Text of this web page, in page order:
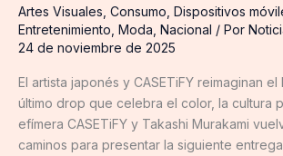
Artes Visuales Consumo Dispositivos
Entretenimiento Moda Nacional / Por
24 de noviembre de 2025
El artista japonés y CASETiFY reimaginan
último drop que celebra el color, la cultura
efímera CASETiFY y Takashi Murakami
caminos para presentar la siguiente entrega